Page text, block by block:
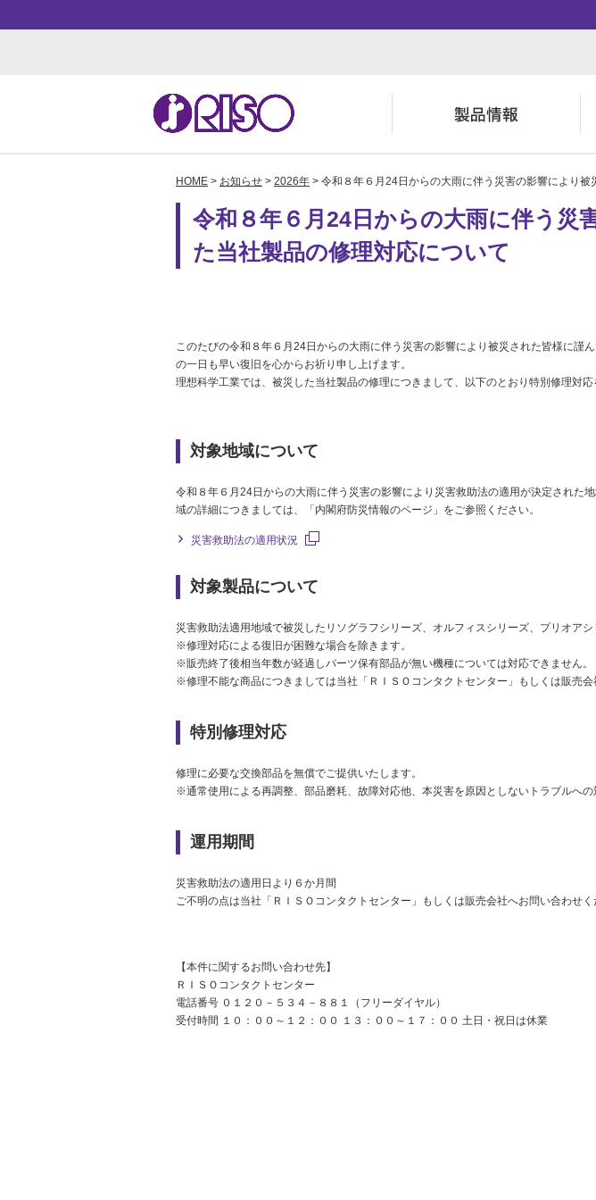
用途・事例紹介 トップ ソリューション
お役立ち記事
サポート トップ よくあるご質問（FAQ）
ダウンロード
知る・学ぶTOP かんたん会社案内
数字でわかる理想科学
企業情報TOP ごあいさつ
事業拠点一覧
HOME > お知らせ > 2026年 > 令和８年６月24日からの大雨に伴う災害の影響により被
令和８年６月24日からの大雨に伴う災
た当社製品の修理対応について
このたびの令和８年６月24日からの大雨に伴う災害の影響により被災された皆様に謹
の一日も早い復旧を心からお祈り申し上げます。
理想科学工業では、被災した当社製品の修理につきまして、以下のとおり特別修理対応
対象地域について
令和８年６月24日からの大雨に伴う災害の影響により災害救助法の適用が決定された
域の詳細につきましては、「内閣府防災情報のページ」をご参照ください。
災害救助法の適用状況
対象製品について
災害救助法適用地域で被災したリソグラフシリーズ、オルフィスシリーズ、プリオア
※修理対応による復旧が困難な場合を除きます。
※販売終了後相当年数が経過しパーツ保有部品が無い機種については対応できません。
※修理不能な商品につきましては当社「ＲＩＳＯコンタクトセンター」もしくは販売会
特別修理対応
修理に必要な交換部品を無償でご提供いたします。
※通常使用による再調整、部品磨耗、故障対応他、本災害を原因としないトラブルへの
運用期間
災害救助法の適用日より６か月間
ご不明の点は当社「ＲＩＳＯコンタクトセンター」もしくは販売会社へお問い合わせく
【本件に関するお問い合わせ先】
ＲＩＳＯコンタクトセンター
電話番号 ０１２０－５３４－８８１（フリーダイヤル）
受付時間 １０：００～１２：００ １３：００～１７：００ 土日・祝日は休業